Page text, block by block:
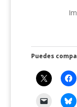
Puedes